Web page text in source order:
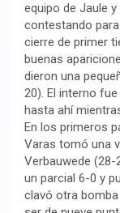
equipo de Jaule
contestando
cierre de primer
buenas
dieron una
20). El interno
hasta ahí
En los primeros
Varas tomó una
Verbauwede
un parcial 6-0 y
clavó otra